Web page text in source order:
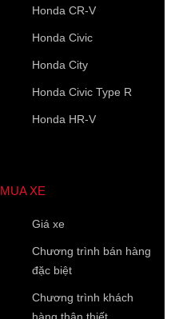
Honda CR-V
Honda Civic
Honda City
Honda Civic Type R
Honda HR-V
MUA XE
Giá xe
Chương trình bán hàng
đặc biệt
Chương trình khách